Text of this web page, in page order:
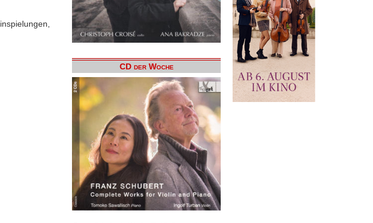
CD der Woche